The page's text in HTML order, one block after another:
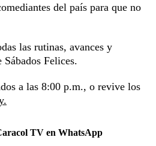
del país para que no
las rutinas, avances y
Felices.
a las 8:00 p.m., o revive los
TV en WhatsApp